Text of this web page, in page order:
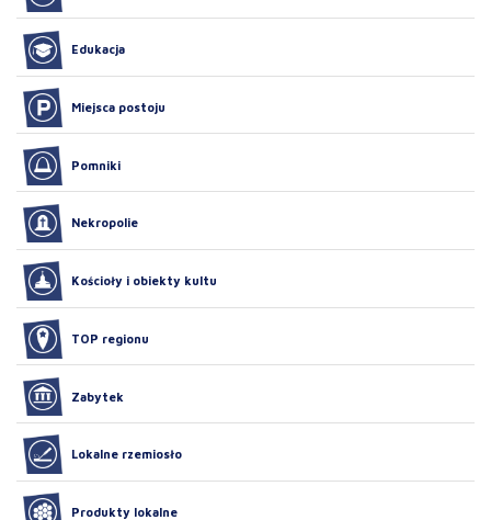
Edukacja
Miejsca postoju
Pomniki
Nekropolie
Kościoły i obiekty kultu
TOP regionu
Zabytek
Lokalne rzemiosło
Produkty lokalne